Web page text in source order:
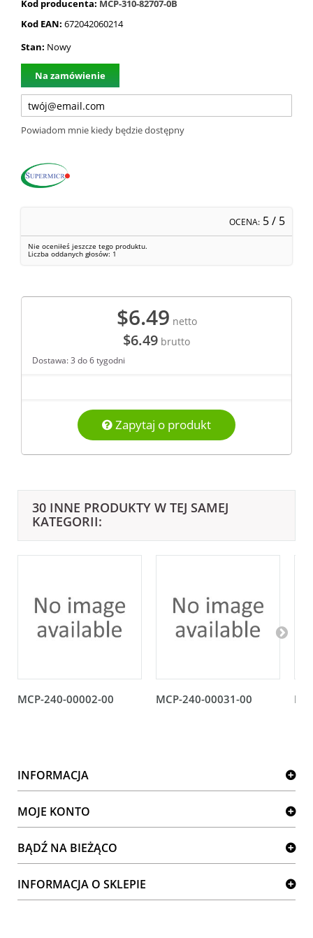
Kod producenta: MCP-310-82707-0B
Kod EAN: 672042060214
Stan: Nowy
Na zamówienie
Powiadom mnie kiedy będzie dostępny
OCENA: 5/ 5
Nie oceniłeś jeszcze tego produktu.
Liczba oddanych głosów: 1
$6.49 netto
$6.49 brutto
Dostawa: 3 do 6 tygodni
Zapytaj o produkt
30 INNE PRODUKTY W TEJ SAMEJ
KATEGORII:
MCP-240-00002-00 MCP-240-00031-00
INFORMACJA
MOJE KONTO
BĄDŹ NA BIEŻĄCO
INFORMACJA O SKLEPIE